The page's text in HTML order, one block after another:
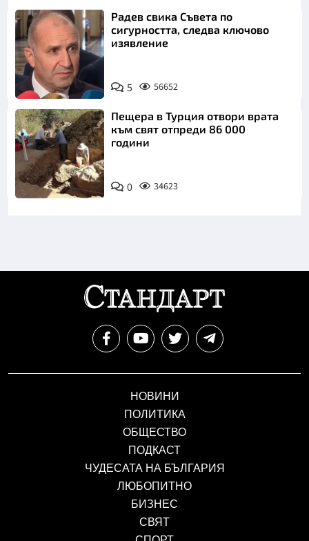
Радев свика Съвета по
сигурността, следва ключово
изявление
5 56652
Пещера в Турция отвори врата
към свят отпреди 86 000
години
0 34623
НОВИНИ
ПОЛИТИКА
ОБЩЕСТВО
ПОДКАСТ
ЧУДЕСАТА НА БЪЛГАРИЯ
ЛЮБОПИТНО
БИЗНЕС
СВЯТ